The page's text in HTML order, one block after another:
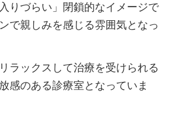
りづらい」閉鎖的なイメージで
で親しみを感じる雰囲気となっ
ラックスして治療を受けられる
感のある診療室となっていま